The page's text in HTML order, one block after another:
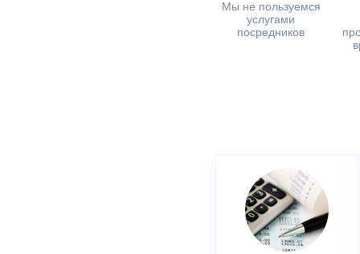
Мы не пользуемся
услугами
посредников